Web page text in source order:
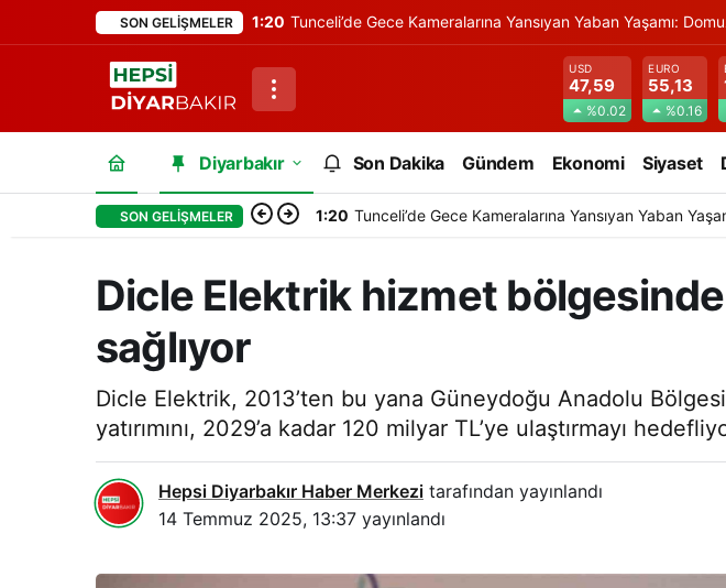
SON GELIŞMELER 1:20 Tunceli’de Gece Kameralarına Yansıyan Yaban Yaşamı:
USD
47,59
%0.02
EURO
55,13
%0.16
Diyarbakır Son Dakika Gündem Ekonomi Siyaset
SON GELIŞMELER 1:20 Tunceli’de Gece Kameralarına Yansıyan Yaban
Dicle Elektrik hizmet
sağlıyor
Dicle Elektrik, 2013’ten bu yana Güneydoğu Anadolu
yatırımını, 2029’a kadar 120 milyar TL’ye ulaştırmayı
Hepsi Diyarbakır Haber Merkezi tarafından yayınlandı
14 Temmuz 2025, 13:37 yayınlandı